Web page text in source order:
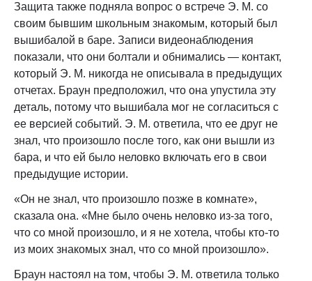
Защита также подняла вопрос о встрече Э. М. со
своим бывшим школьным знакомым, который был
вышибалой в баре. Записи видеонаблюдения
показали, что они болтали и обнимались — контакт,
который Э. М. никогда не описывала в предыдущих
отчетах. Браун предположил, что она упустила эту
деталь, потому что вышибала мог не согласиться с
ее версией событий. Э. М. ответила, что ее друг не
знал, что произошло после того, как они вышли из
бара, и что ей было неловко включать его в свои
предыдущие истории.
«Он не знал, что произошло позже в комнате»,
сказала она. «Мне было очень неловко из-за того,
что со мной произошло, и я не хотела, чтобы кто-то
из моих знакомых знал, что со мной произошло».
Браун настоял на том, чтобы Э. М. ответила только